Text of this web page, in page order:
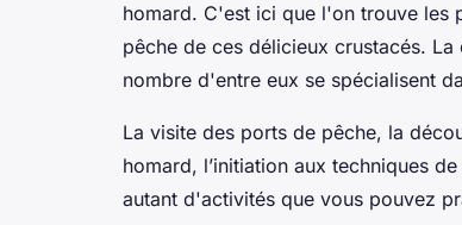
homard. C'est ici que l'on trouve les
pêche de ces délicieux crustacés.
nombre d'entre eux se spécialisent
La visite des ports de pêche, la
homard, l’initiation aux techniques
autant d'activités que vous pouvez